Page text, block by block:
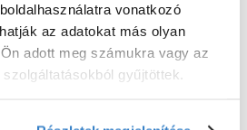
vonatkozó
az adatokat más olyan
adott meg számukra vagy az
gyűjtöttek.